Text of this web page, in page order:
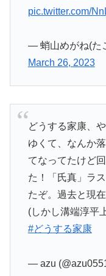
pic.twitter.com/
— 蛸山めがね(た
March 26, 2023
どうする家康、
ゆくて、なんか
てなってたけど
た！「氏真」ラ
たぞ。過去と現
(しかし溝端淳平
#どうする家康
— azu